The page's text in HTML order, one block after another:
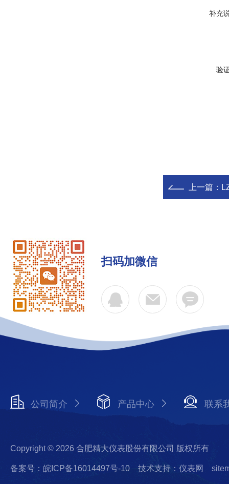
补充
验
上一篇：
扫码加微信
公司简介 产品中心 联系
Copyright © 2026 合肥精大仪表股份有限公司 版权所有
备案号：皖ICP备16014497号-10 技术支持：仪表网